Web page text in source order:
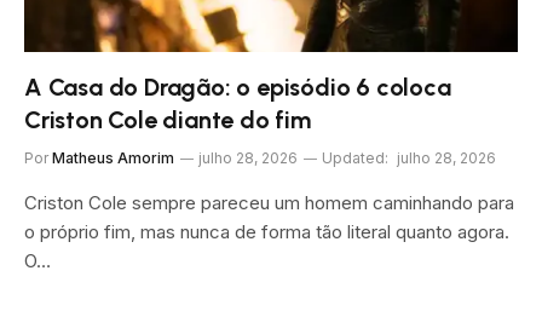
A Casa do Dragão: o episódio 6 coloca
Criston Cole diante do fim
Por Matheus Amorim julho 28, 2026 Updated: julho 28, 2026
Criston Cole sempre pareceu um homem caminhando para
o próprio fim, mas nunca de forma tão literal quanto agora.
O…